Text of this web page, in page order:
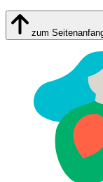
zum